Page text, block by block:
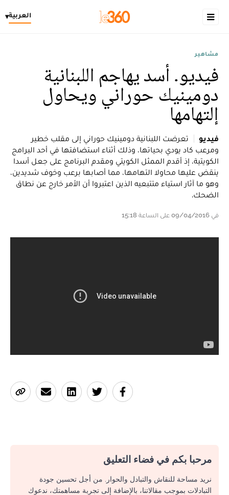
العربية▾
مشاهير
فيديو. أسد يهاجم اللبنانية
دومينيك حوراني ويحاول
إلتهامها
فيديو
تعرضت اللبنانية دومينيك حوراني إلى مقلب خطير
ومرعب كاد يودي بحياتها، وذلك أثناء استضافتها في أحد البرامج
الكويتية، إذ أقدم الممثل الكويتي ومقدم البرنامج على جعل أسدا
ينقض عليها محاولا التهامها، مما أصابها برعب وخوف شديدين،
وهو ما آثار استياء متتبعيه الذين اعتبروا أن الأمر خارج عن نطاق
الضحك.
في 09/04/2016 على الساعة 15:18
مرحبا بكم في فضاء التعليق
نريد مساحة للنقاش والتبادل والحوار. من أجل تحسين جودة
التبادلات بموجب مقالاتنا، بالإضافة إلى تجربة مساهمتك، ندعوك